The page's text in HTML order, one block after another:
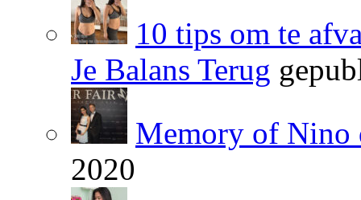
10 tips om te
Je Balans Terug
Memory of Nino
2020